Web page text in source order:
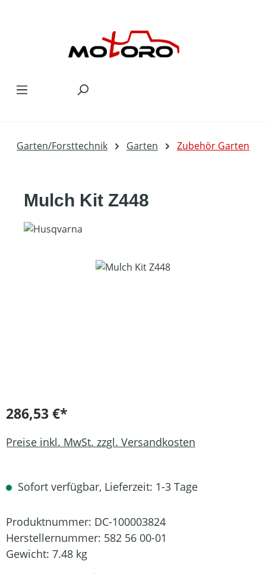
Garten/Forsttechnik Garten Zubehör Garten
Mulch Kit Z448
Bildergalerie überspringen
286,53 €*
Preise inkl. MwSt. zzgl. Versandkosten
Sofort verfügbar, Lieferzeit: 1-3 Tage
Produktnummer: DC-100003824
Herstellernummer: 582 56 00-01
Gewicht: 7.48 kg